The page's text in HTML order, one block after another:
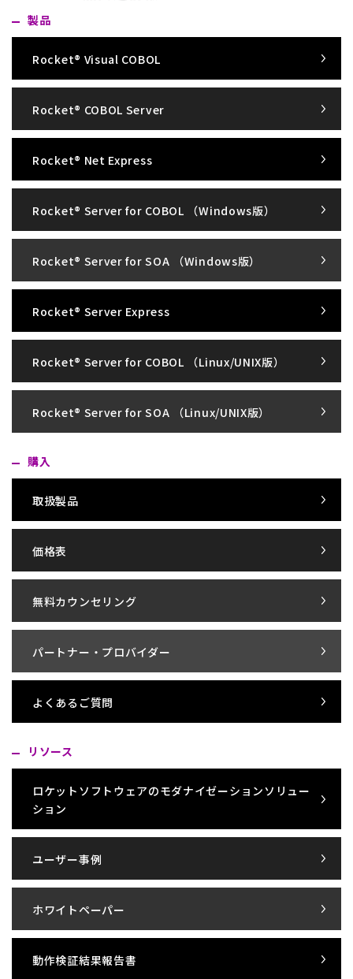
製品
Rocket® Visual COBOL
Rocket® COBOL Server
Rocket® Net Express
Rocket® Server for COBOL （Windows版）
Rocket® Server for SOA （Windows版）
Rocket® Server Express
Rocket® Server for COBOL （Linux/UNIX版）
Rocket® Server for SOA （Linux/UNIX版）
購入
取扱製品
価格表
無料カウンセリング
パートナー・プロバイダー
よくあるご質問
リソース
ロケットソフトウェアのモダナイゼーションソリュー
ション
ユーザー事例
ホワイトペーパー
動作検証結果報告書